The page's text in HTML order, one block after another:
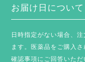
お届け日について
日時指定がない場合、
ます。医薬品をご購入
確認事項にご回答いた